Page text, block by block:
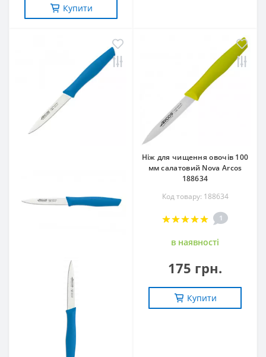
Купити
Ніж для чищення овочів 100
мм салатовий Nova Arcos
188634
Код товару: 188634
1
в наявностi
175 грн.
Купити